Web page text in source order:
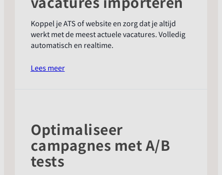
Koppel je ATS of website en zorg dat je altijd
werkt met de meest actuele vacatures. Volledig
automatisch en realtime.
Lees meer:
Optimaliseer
campagnes met A/B
tests